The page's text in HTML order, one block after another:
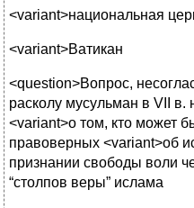
<variant>национальная
<variant>Ватикан
<question>Вопрос,
расколу мусульман в VII в.
<variant>о том, кто может
правоверных <variant>об
признании свободы воли
“столпов веры” ислама